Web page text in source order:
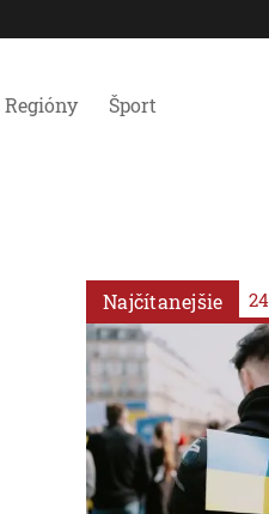
Regióny Šport
Najčítanejšie